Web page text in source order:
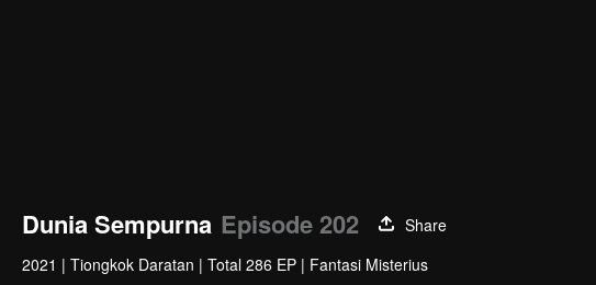
Dunia Sempurna Episode 202
Share
2021 | Tiongkok Daratan | Total 286 EP | Fantasi Misterius